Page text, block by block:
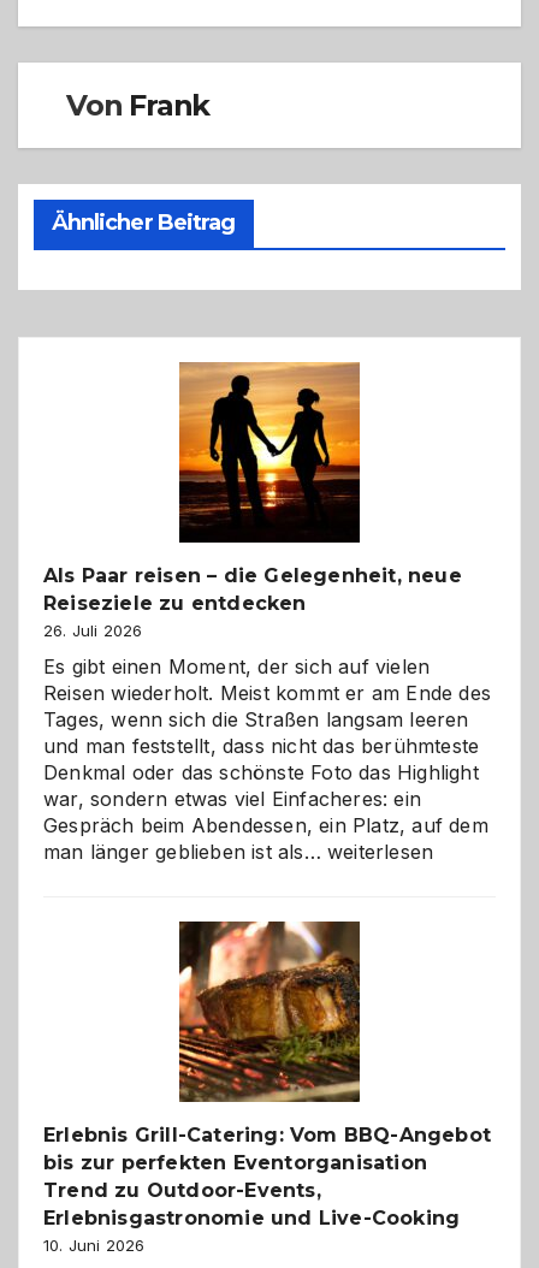
Von Frank
Ähnlicher Beitrag
Als Paar reisen – die Gelegenheit, neue
Reiseziele zu entdecken
26. Juli 2026
Es gibt einen Moment, der sich auf vielen
Reisen wiederholt. Meist kommt er am Ende des
Tages, wenn sich die Straßen langsam leeren
und man feststellt, dass nicht das berühmteste
Denkmal oder das schönste Foto das Highlight
war, sondern etwas viel Einfacheres: ein
Gespräch beim Abendessen, ein Platz, auf dem
man länger geblieben ist als… Als
–
die
Gelegenheit,
neue
Reiseziele
zu
entdecken
weiterlesen
Erlebnis Grill-Catering: Vom BBQ-Angebot
bis zur perfekten Eventorganisation
Trend zu Outdoor-Events,
Erlebnisgastronomie und Live-Cooking
10. Juni 2026